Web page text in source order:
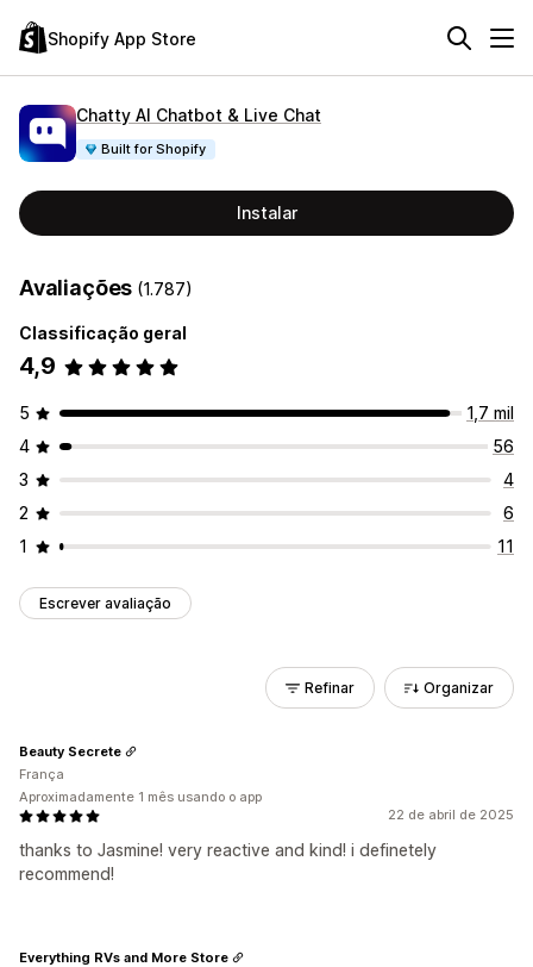
Shopify App Store
Chatty AI Chatbot & Live Chat
Built for Shopify
Instalar
Avaliações (1.787)
Classificação geral
4,9
5
1,7 mil
4
56
3
4
2
6
1
11
Escrever avaliação
Refinar Organizar
22 de abril de 2025
thanks to Jasmine! very reactive and kind! i definetely
recommend!
Beauty Secrete
França
Aproximadamente 1 mês usando o app
Everything RVs and More Store